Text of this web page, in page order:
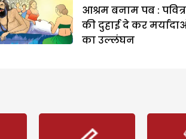
आश्रम बनाम पब :
की दुहाई दे कर
का उल्लंघन